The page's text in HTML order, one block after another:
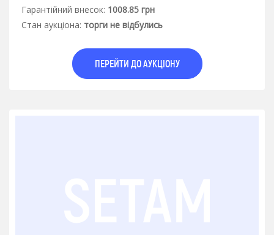
Гарантiйний внесок: 1008.85 грн
Стан аукцiона: торги не відбулись
ПЕРЕЙТИ ДО АУКЦІОНУ